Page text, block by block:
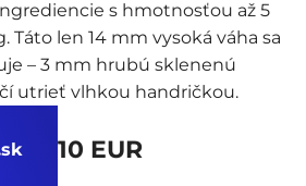
s hmotnosťou až 5
Táto len 14 mm vysoká váha sa
– 3 mm hrubú sklenenú
utrieť vlhkou handričkou.
10 EUR